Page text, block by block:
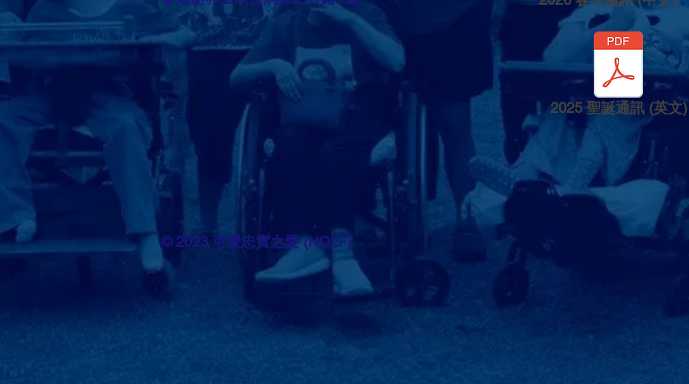
2025 聖誕通訊 (英文)
© 2023 可愛忠實之愛 (HOLF)